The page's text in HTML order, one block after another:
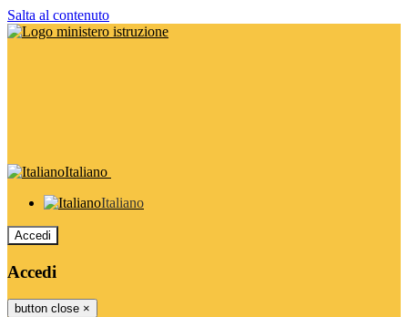
Salta al contenuto
Italiano
Italiano
Accedi
Accedi
button close ×